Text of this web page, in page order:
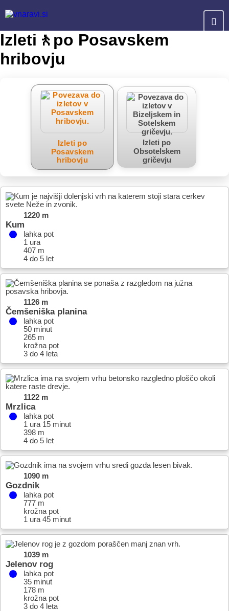
Izleti🚶po Posavskem
hribovju
Izleti po
Posavskem
hribovju
Izleti po
Obsotelskem
gričevju
1220 m
Kum
lahka pot
1 ura
407 m
4 do 5 let
1126 m
Čemšeniška planina
lahka pot
50 minut
265 m
krožna pot
3 do 4 leta
1122 m
Mrzlica
lahka pot
1 ura 15 minut
398 m
4 do 5 let
1090 m
Gozdnik
lahka pot
777 m
krožna pot
1 ura 45 minut
1039 m
Jelenov rog
lahka pot
35 minut
178 m
krožna pot
3 do 4 leta